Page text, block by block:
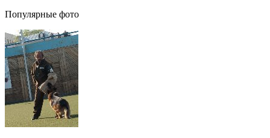
Популярные фото